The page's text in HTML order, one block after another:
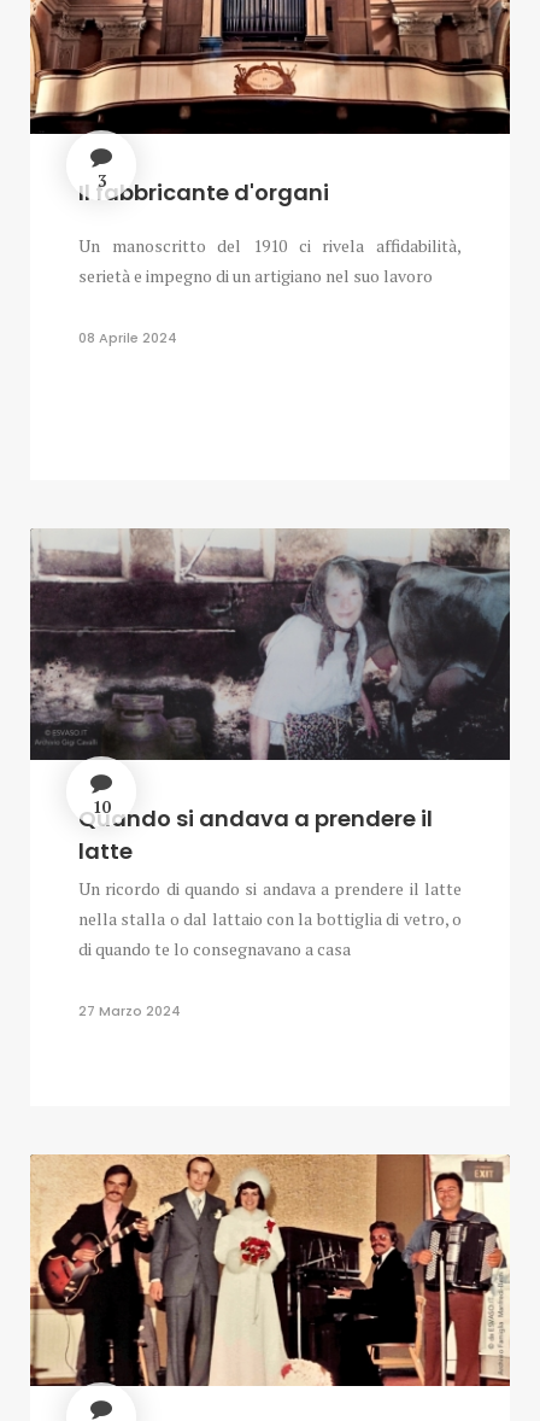
3
Il fabbricante d'organi
Un manoscritto del 1910 ci rivela affidabilità,
serietà e impegno di un artigiano nel suo lavoro
08 Aprile 2024
10
Quando si andava a prendere il
latte
Un ricordo di quando si andava a prendere il latte
nella stalla o dal lattaio con la bottiglia di vetro, o
di quando te lo consegnavano a casa
27 Marzo 2024